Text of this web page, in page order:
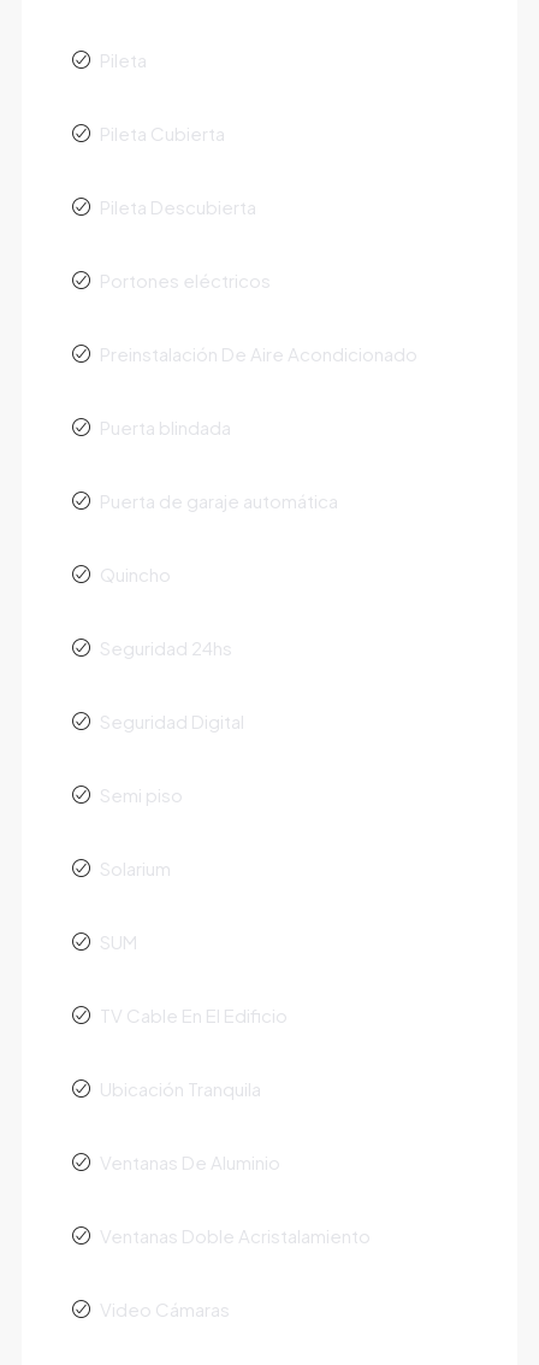
Pileta
Pileta Cubierta
Pileta Descubierta
Portones eléctricos
Preinstalación De Aire Acondicionado
Puerta blindada
Puerta de garaje automática
Quincho
Seguridad 24hs
Seguridad Digital
Semi piso
Solarium
SUM
TV Cable En El Edificio
Ubicación Tranquila
Ventanas De Aluminio
Ventanas Doble Acristalamiento
Video Cámaras